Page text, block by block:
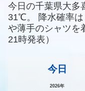
今日の千葉県大多
31℃。
降水確率は
や薄手のシャツを
21時発表）
今日
2026年